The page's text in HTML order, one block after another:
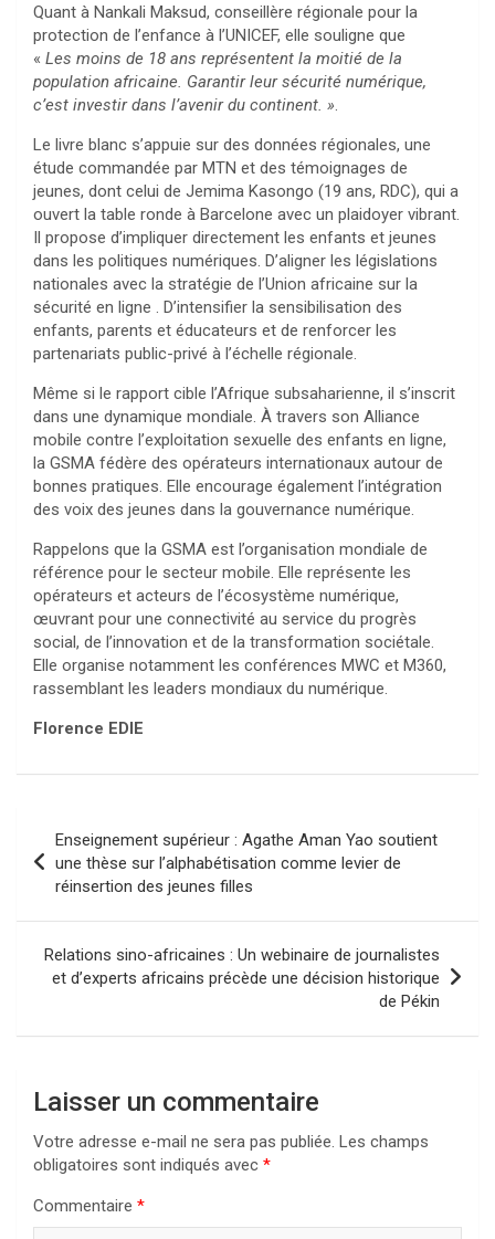
Quant à Nankali Maksud, conseillère régionale pour la
protection de l’enfance à l’UNICEF, elle souligne que
« Les moins de 18 ans représentent la moitié de la
population africaine. Garantir leur sécurité numérique,
c’est investir dans l’avenir du continent. ».
Le livre blanc s’appuie sur des données régionales, une
étude commandée par MTN et des témoignages de
jeunes, dont celui de Jemima Kasongo (19 ans, RDC), qui a
ouvert la table ronde à Barcelone avec un plaidoyer vibrant.
Il propose d’impliquer directement les enfants et jeunes
dans les politiques numériques. D’aligner les législations
nationales avec la stratégie de l’Union africaine sur la
sécurité en ligne . D’intensifier la sensibilisation des
enfants, parents et éducateurs et de renforcer les
partenariats public-privé à l’échelle régionale.
Même si le rapport cible l’Afrique subsaharienne, il s’inscrit
dans une dynamique mondiale. À travers son Alliance
mobile contre l’exploitation sexuelle des enfants en ligne,
la GSMA fédère des opérateurs internationaux autour de
bonnes pratiques. Elle encourage également l’intégration
des voix des jeunes dans la gouvernance numérique.
Rappelons que la GSMA est l’organisation mondiale de
référence pour le secteur mobile. Elle représente les
opérateurs et acteurs de l’écosystème numérique,
œuvrant pour une connectivité au service du progrès
social, de l’innovation et de la transformation sociétale.
Elle organise notamment les conférences MWC et M360,
rassemblant les leaders mondiaux du numérique.
Florence EDIE
de
l’article
Enseignement supérieur : Agathe Aman Yao soutient
une thèse sur l’alphabétisation comme levier de
réinsertion des jeunes filles
Relations sino-africaines : Un webinaire de journalistes
et d’experts africains précède une décision historique
de Pékin
Laisser un commentaire
Votre adresse e-mail ne sera pas publiée. Les champs
obligatoires sont indiqués avec *
Commentaire *